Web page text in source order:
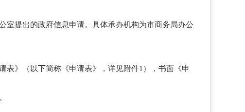
提出的政府信息申请。具体承办机构为市商务局办公
》（以下简称《申请表》，详见附件1），书面《申